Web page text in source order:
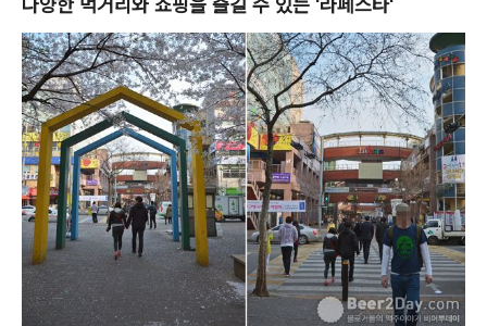
다양한 먹거리와 쇼핑을 즐길 수 있는 '라페스타'